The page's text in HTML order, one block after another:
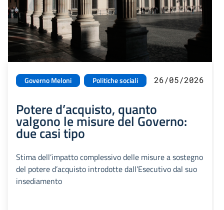
Governo Meloni Politiche sociali 26/05/2026
Potere d’acquisto, quanto
valgono le misure del Governo:
due casi tipo
Stima dell’impatto complessivo delle misure a sostegno
del potere d’acquisto introdotte dall’Esecutivo dal suo
insediamento